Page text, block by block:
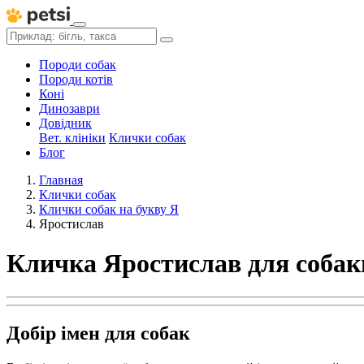
Породи собак
Породи котів
Коні
Динозаври
Довідник
Вет. клініки Клички собак
Блог
Главная
Клички собак
Клички собак на букву Я
Яростислав
Кличка Яростислав для
Добір імен для собак